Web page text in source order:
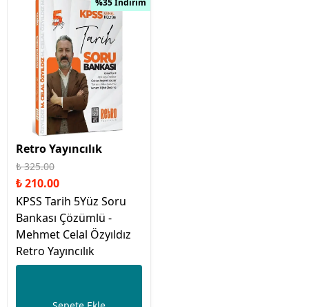
%35 İndirim
Retro Yayıncılık
₺ 325.00
₺ 210.00
KPSS Tarih 5Yüz Soru
Bankası Çözümlü -
Mehmet Celal Özyıldız
Retro Yayıncılık